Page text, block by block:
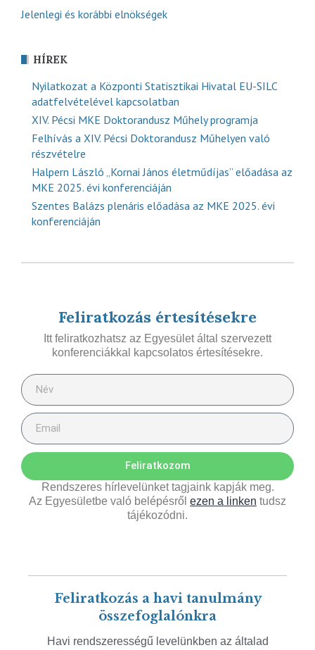
Jelenlegi és korábbi elnökségek
HÍREK
Nyilatkozat a Központi Statisztikai Hivatal EU-SILC
adatfelvételével kapcsolatban
XIV. Pécsi MKE Doktorandusz Műhely programja
Felhívás a XIV. Pécsi Doktorandusz Műhelyen való
részvételre
Halpern László „Kornai János életműdíjas” előadása az
MKE 2025. évi konferenciáján
Szentes Balázs plenáris előadása az MKE 2025. évi
konferenciáján
Feliratkozás értesítésekre
Itt feliratkozhatsz az Egyesület által szervezett
konferenciákkal kapcsolatos értesítésekre.
Feliratkozom
Rendszeres hírlevelünket tagjaink kapják meg.
Az Egyesületbe való belépésről ezen a linken tudsz
tájékozódni.
Feliratkozás a havi tanulmány
összefoglalónkra
Havi rendszerességű levelünkben az általad